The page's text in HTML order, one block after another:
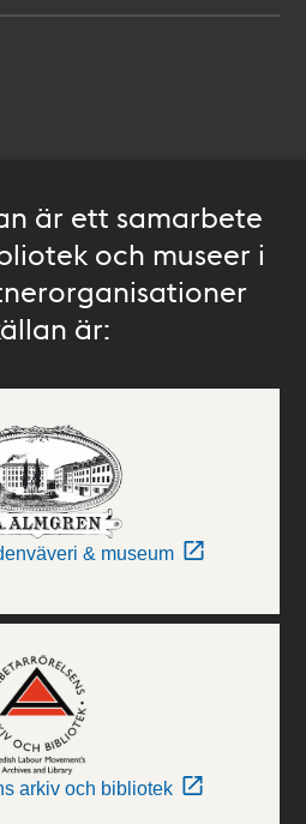
är ett samarbete
och museer i
är:
& museum
arkiv och bibliotek